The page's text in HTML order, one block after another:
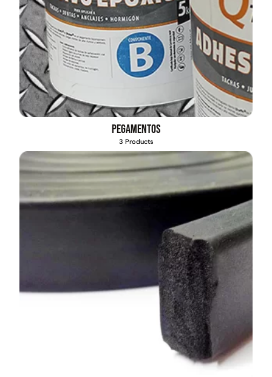
Pegamentos
3 Products